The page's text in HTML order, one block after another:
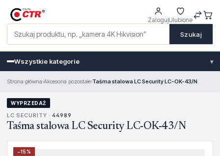
Szukaj
ZalogujUlubione
Wszystkie kategorie ▾
Strona główna›Akcesoria pozostałe›Taśma stalowa LC Security LC-OK-43/N
WYPRZEDAŻ
LC SECURITY · 44989
Taśma stalowa LC Security LC-OK-43/N
−15%